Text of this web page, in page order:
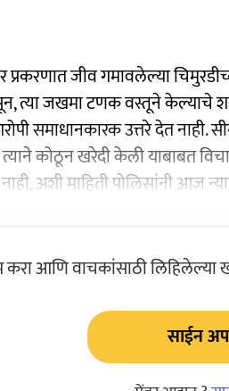
प्रकरणात जीव गमावलेल्या
त्या जखमा टणक वस्तूने केल्याचे
समाधानकारक उत्तरे देत नाही.
कोठून खरेदी केली याबाबत
अशी माहिती पोलिसांनी आज
आणि वाचकांसाठी लिहिलेल्या
साईन अप